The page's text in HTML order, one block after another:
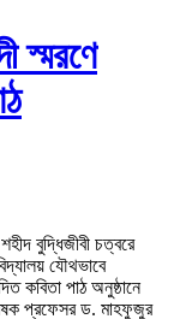
স্মরণে
বুদ্ধিজীবী চত্বরে
যৌথভাবে
কবিতা পাঠ অনুষ্ঠানে
প্রফেসর ড. মাহফুজুর